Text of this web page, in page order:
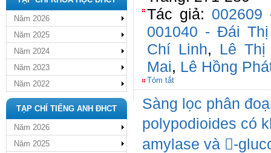
Năm 2026
Năm 2025
Năm 2024
Năm 2023
Năm 2022
TẠP CHÍ TIẾNG ANH ĐHCT
Năm 2026
Năm 2025
Tác giả:
001040 - Đái
Chí Linh, Lê Thị
Mai, Lê Hồng
Tóm tắt
Sàng lọc phân
polypodioides có
amylase và -